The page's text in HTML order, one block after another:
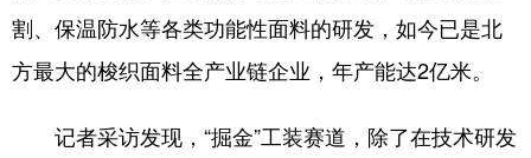
割、保温防水等各类功能性面料的研发，如今已是北
方最大的梭织面料全产业链企业，年产能达2亿米。
记者采访发现，“掘金”工装赛道，除了在技术研发